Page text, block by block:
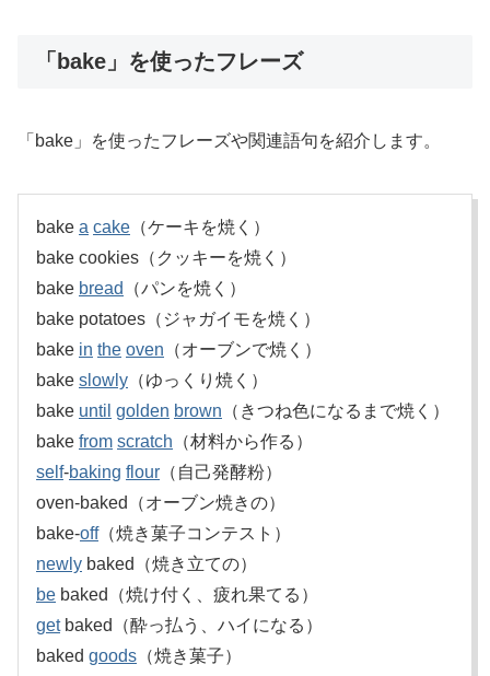
「bake」を使ったフレーズ
「bake」を使ったフレーズや関連語句を紹介します。
bake a cake （ケーキを焼く）
bake cookies（クッキーを焼く）
bake bread
（パンを焼く）
bake potatoes（ジャガイモを焼く）
bake in the oven （オーブンで焼く）
bake slowly （ゆっくり焼く）
bake until golden brown （きつね色になるまで焼く）
bake from scratch （材料から作る）
self-baking flour （自己発酵粉）
oven-baked（オーブン焼きの）
bake-off（焼き菓子コンテスト）
newly baked（焼き立ての）
be baked（焼け付く、疲れ果てる）
getbaked（酔っ払う、ハイになる）
baked goods （焼き菓子）